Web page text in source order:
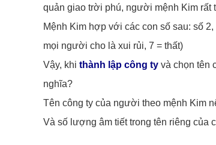
quản giao trời phú, người mệnh Kim rất
Mệnh Kim hợp với các con số sau: số
mọi người cho là xui rủi, 7 = thất)
Vậy, khi thành lập công ty và chọn tên
nghĩa?
Tên công ty của người theo mệnh Kim
Và số lượng âm tiết trong tên riêng của